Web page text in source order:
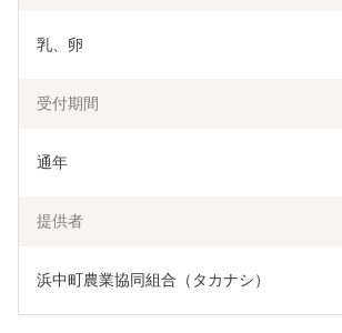
乳、卵
受付期間
通年
提供者
浜中町農業協同組合（タカナシ）